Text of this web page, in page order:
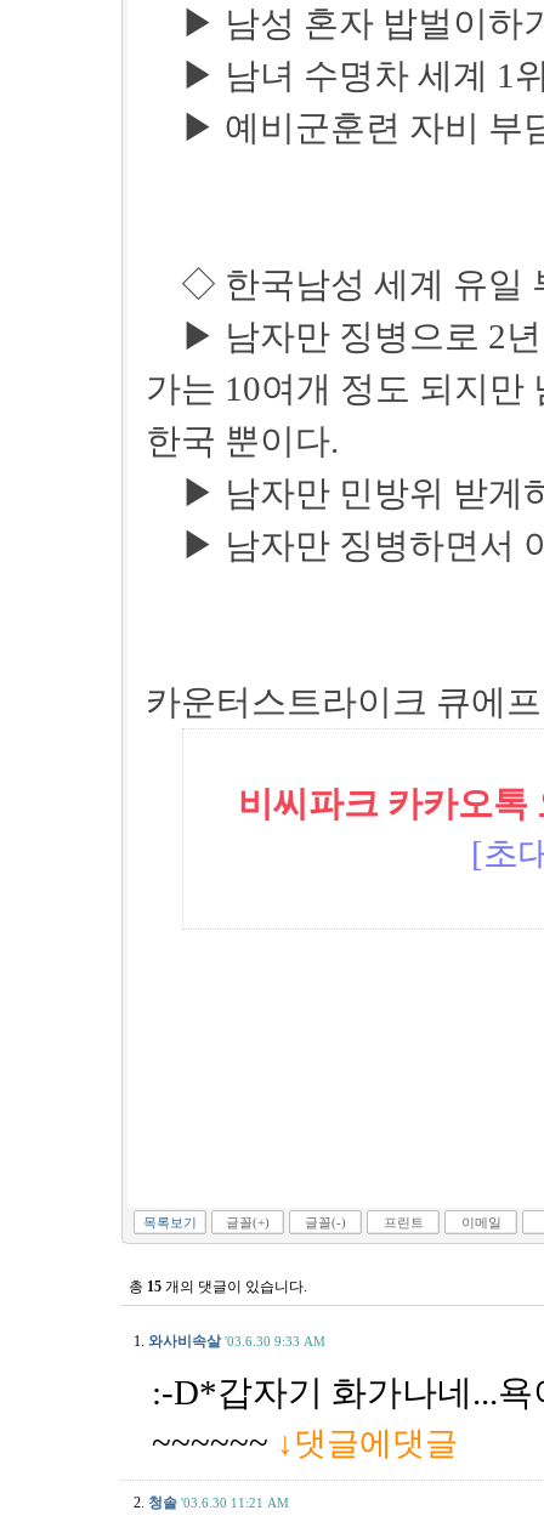
▶ 남성 혼자 밥벌이하
▶ 남녀 수명차 세계 1
▶ 예비군훈련 자비 부
◇ 한국남성 세계 유일
▶ 남자만 징병으로 2년
가는 10여개 정도 되지만
한국 뿐이다.
▶ 남자만 민방위 받게
▶ 남자만 징병하면서
카운터스트라이크 큐에
비씨파크 카카오톡
[초
목록보기 글꼴(+) 글꼴(-) 프린트 이메일
총 15 개의 댓글이 있습니다.
1. 와사비속살 '03.6.30 9:33 AM
:-D*갑자기 화가나네...
~~~~~~ ↓댓글에댓글
2. 청솔 '03.6.30 11:21 AM